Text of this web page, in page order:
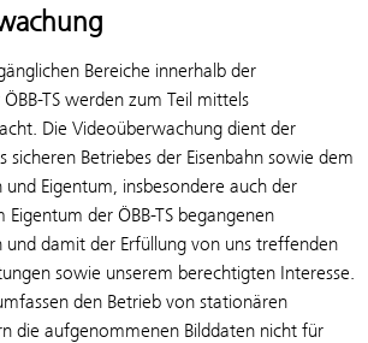
Bereiche innerhalb der
TS werden zum Teil mittels
Die Videoüberwachung dient der
sicheren Betriebes der Eisenbahn sowie dem
und Eigentum, insbesondere auch der
der ÖBB-TS begangenen
und damit der Erfüllung von uns treffenden
sowie unserem berechtigten Interesse.
den Betrieb von stationären
die aufgenommenen Bilddaten nicht für